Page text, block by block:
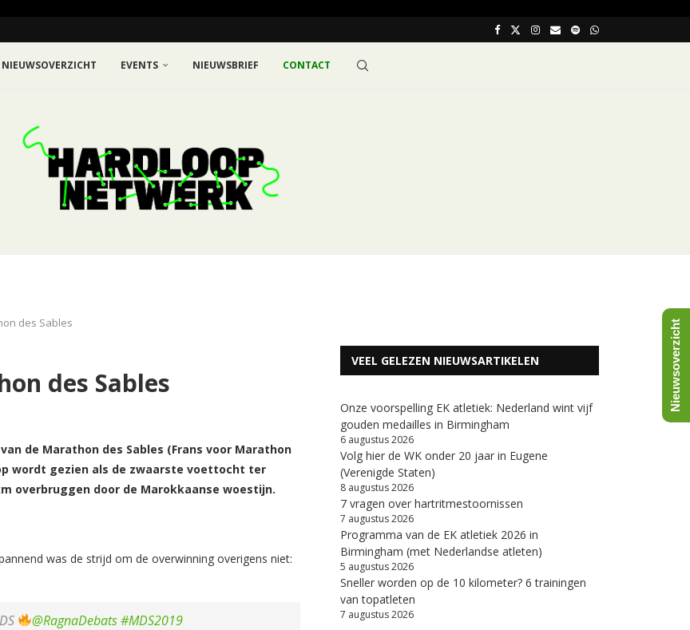
NIEUWSOVERZICHT EVENTS NIEUWSBRIEF CONTACT
des Sables
des Sables
de Marathon des Sables (Frans voor Marathon
wordt gezien als de zwaarste voettocht ter
overbruggen door de Marokkaanse woestijn.
was de strijd om de overwinning overigens niet:
@RagnaDebats#MDS2019
VEEL GELEZEN NIEUWSARTIKELEN
Onze voorspelling EK atletiek: Nederland wint vijf
gouden medailles in Birmingham
6 augustus 2026
Volg hier de WK onder 20 jaar in Eugene
(Verenigde Staten)
8 augustus 2026
7 vragen over hartritmestoornissen
7 augustus 2026
Programma van de EK atletiek 2026 in
Birmingham (met Nederlandse atleten)
5 augustus 2026
Sneller worden op de 10 kilometer? 6 trainingen
van topatleten
7 augustus 2026
Nieuwsoverzicht